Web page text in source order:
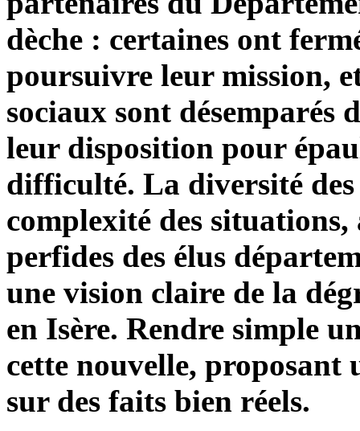
dèche : certaines ont
poursuivre leur mission,
sociaux sont désemparés
leur disposition pour
difficulté. La diversité
complexité des
perfides des élus
une vision claire de la
en Isère. Rendre simple
cette nouvelle, proposant
sur des faits bien réels.